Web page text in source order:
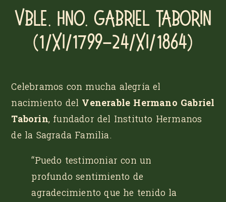
Vble. Hno. Gabriel Taborin
(1/XI/1799-24/XI/1864)
Celebramos con mucha alegría el
nacimiento del Venerable Hermano Gabriel
Taborin, fundador del Instituto Hermanos
de la Sagrada Familia.
“Puedo testimoniar con un
profundo sentimiento de
agradecimiento que he tenido la